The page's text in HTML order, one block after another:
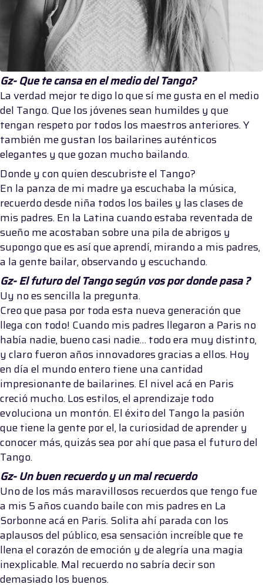
Gz- Que te cansa en el medio del Tango?
La verdad mejor te digo lo que sí me gusta en el medio
del Tango. Que los jóvenes sean humildes y que
tengan respeto por todos los maestros anteriores. Y
también me gustan los bailarines auténticos
elegantes y que gozan mucho bailando.
Donde y con quien descubriste el Tango?
En la panza de mi madre ya escuchaba la música,
recuerdo desde niña todos los bailes y las clases de
mis padres. En la Latina cuando estaba reventada de
sueño me acostaban sobre una pila de abrigos y
supongo que es así que aprendí, mirando a mis padres,
a la gente bailar, observando y escuchando.
Gz- El futuro del Tango según vos por donde pasa ?
Uy no es sencilla la pregunta.
Creo que pasa por toda esta nueva generación que
llega con todo! Cuando mis padres llegaron a Paris no
había nadie, bueno casi nadie… todo era muy distinto,
y claro fueron años innovadores gracias a ellos. Hoy
en día el mundo entero tiene una cantidad
impresionante de bailarines. El nivel acá en Paris
creció mucho. Los estilos, el aprendizaje todo
evoluciona un montón. El éxito del Tango la pasión
que tiene la gente por el, la curiosidad de aprender y
conocer más, quizás sea por ahí que pasa el futuro del
Tango.
Gz- Un buen recuerdo y un mal recuerdo
Uno de los más maravillosos recuerdos que tengo fue
a mis 5 años cuando baile con mis padres en La
Sorbonne acá en Paris. Solita ahí parada con los
aplausos del público, esa sensación increíble que te
llena el corazón de emoción y de alegría una magia
inexplicable. Mal recuerdo no sabría decir son
demasiado los buenos.